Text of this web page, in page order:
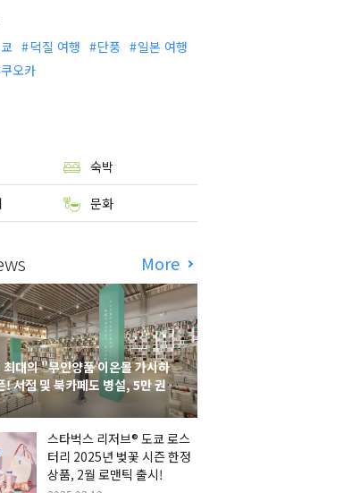
덕질 여행 단풍
일본 여행
오카
숙박
문화
More
최대의 "무인양품 이온몰 가시하
서점 및 북카페도 병설, 5만 권의
"도 출점
스타벅스 리저브® 도쿄 로스
터리 2025년 벚꽃 시즌 한정
상품, 2월 로맨틱 출시!